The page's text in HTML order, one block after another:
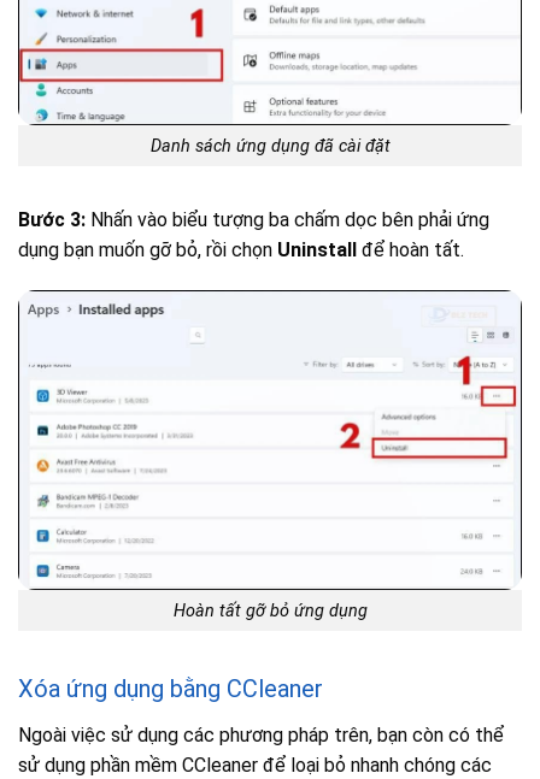
Danh sách ứng dụng đã cài đặt
Bước 3: Nhấn vào biểu tượng ba chấm dọc bên phải ứng
dụng bạn muốn gỡ bỏ, rồi chọn Uninstall để hoàn tất.
Hoàn tất gỡ bỏ ứng dụng
Xóa ứng dụng bằng CCleaner
Ngoài việc sử dụng các phương pháp trên, bạn còn có thể
sử dụng phần mềm CCleaner để loại bỏ nhanh chóng các